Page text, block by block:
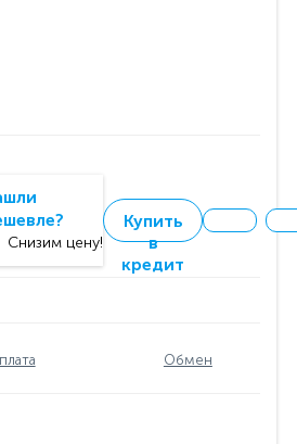
Снизим цену!
Купить
в
кредит
Обмен